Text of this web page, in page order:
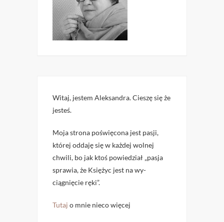
Witaj, jestem Aleksandra. Cieszę się że
jesteś.
Moja strona poświęcona jest pasji,
której oddaję się w każdej wolnej
chwili, bo jak ktoś powiedział „pas­ja
spra­wia, że Księżyc jest na wy­
ciągnięcie ręki”.
Tutaj o mnie nieco więcej